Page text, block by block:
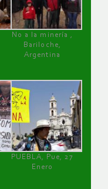
No a la minería ,
Bariloche,
Argentina
PUEBLA, Pue, 27
Enero